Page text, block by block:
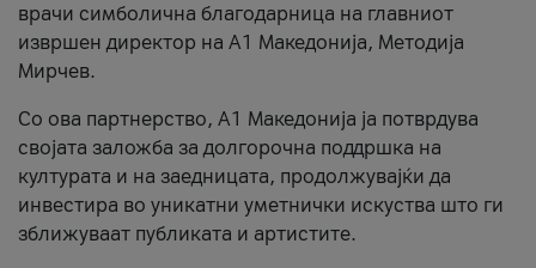
врачи симболична благодарница на главниот
извршен директор на A1 Македонија, Методија
Мирчев.
Со ова партнерство, A1 Македонија ја потврдува
својата заложба за долгорочна поддршка на
културата и на заедницата, продолжувајќи да
инвестира во уникатни уметнички искуства што ги
зближуваат публиката и артистите.